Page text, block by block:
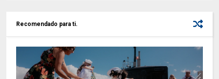
Recomendado para ti.